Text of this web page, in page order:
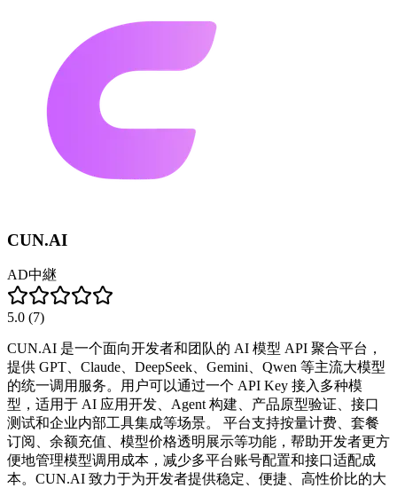
CUN.AI
AD中継
5.0 (7)
CUN.AI 是一个面向开发者和团队的 AI 模型 API 聚合平台，
提供 GPT、Claude、DeepSeek、Gemini、Qwen 等主流大模型
的统一调用服务。用户可以通过一个 API Key 接入多种模
型，适用于 AI 应用开发、Agent 构建、产品原型验证、接口
测试和企业内部工具集成等场景。 平台支持按量计费、套餐
订阅、余额充值、模型价格透明展示等功能，帮助开发者更方
便地管理模型调用成本，减少多平台账号配置和接口适配成
本。CUN.AI 致力于为开发者提供稳定、便捷、高性价比的大